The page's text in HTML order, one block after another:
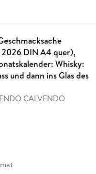
DIN A4 quer),
Whisky:
und dann ins Glas des
CALVENDO